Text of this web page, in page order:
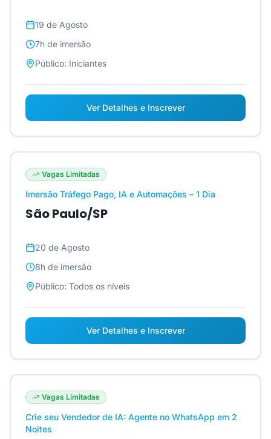
19 de Agosto
7h de imersão
Público: Iniciantes
Ver Detalhes e Inscrever
Vagas Limitadas
Imersão Tráfego Pago, IA e Automações – 1 Dia
São Paulo/SP
20 de Agosto
8h de imersão
Público: Todos os níveis
Ver Detalhes e Inscrever
Vagas Limitadas
Crie seu Vendedor de IA: Agente no WhatsApp em 2
Noites